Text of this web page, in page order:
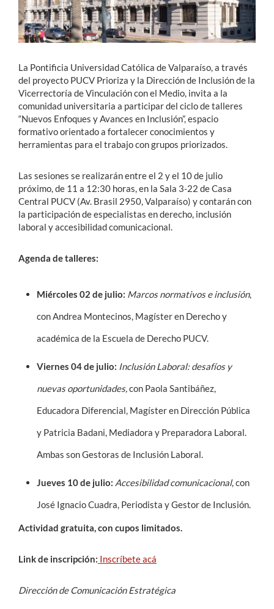
La Pontificia Universidad Católica de Valparaíso, a través
del proyecto PUCV Prioriza y la Dirección de Inclusión de la
Vicerrectoría de Vinculación con el Medio, invita a la
comunidad universitaria a participar del ciclo de talleres
“Nuevos Enfoques y Avances en Inclusión”, espacio
formativo orientado a fortalecer conocimientos y
herramientas para el trabajo con grupos priorizados.
Las sesiones se realizarán entre el 2 y el 10 de julio
próximo, de 11 a 12:30 horas, en la Sala 3-22 de Casa
Central PUCV (Av. Brasil 2950, Valparaíso) y contarán con
la participación de especialistas en derecho, inclusión
laboral y accesibilidad comunicacional.
Agenda de talleres:
Miércoles 02 de julio: Marcos normativos e inclusión,
con Andrea Montecinos, Magíster en Derecho y
académica de la Escuela de Derecho PUCV.
Viernes 04 de julio: Inclusión Laboral: desafíos y
nuevas oportunidades, con Paola Santibáñez,
Educadora Diferencial, Magíster en Dirección Pública
y Patricia Badani, Mediadora y Preparadora Laboral.
Ambas son Gestoras de Inclusión Laboral.
Jueves 10 de julio: Accesibilidad comunicacional, con
José Ignacio Cuadra, Periodista y Gestor de Inclusión.
Actividad gratuita, con cupos limitados.
Link de inscripción: Inscríbete acá
Dirección de Comunicación Estratégica